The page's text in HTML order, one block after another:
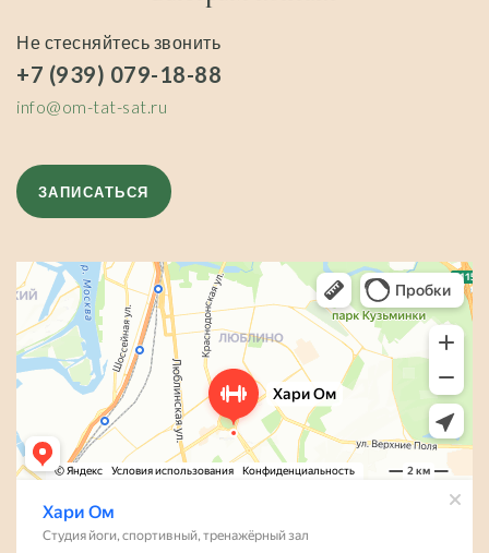
Не стесняйтесь звонить
+7 (939) 079-18-88
info@om-tat-sat.ru
ЗАПИСАТЬСЯ